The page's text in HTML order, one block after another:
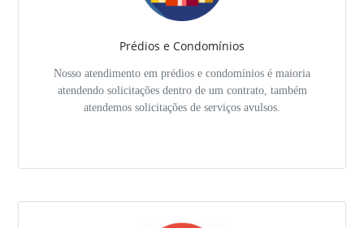
Prédios e Condomínios
Nosso atendimento em prédios e condomínios é maioria
atendendo solicitações dentro de um contrato, também
atendemos solicitações de serviços avulsos.